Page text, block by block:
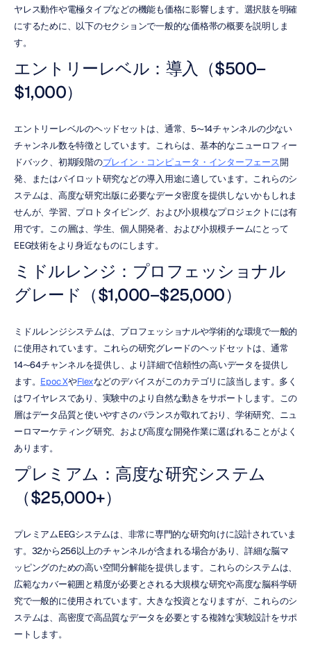
ヤレス動作や電極タイプなどの機能も価格に影響します。選択肢を明確
にするために、以下のセクションで一般的な価格帯の概要を説明しま
す。
エントリーレベル：導入（$500–
$1,000）
エントリーレベルのヘッドセットは、通常、5〜14チャンネルの少ない
チャンネル数を特徴としています。これらは、基本的なニューロフィー
ドバック、初期段階のブレイン・コンピュータ・インターフェース開
発、またはパイロット研究などの導入用途に適しています。これらのシ
ステムは、高度な研究出版に必要なデータ密度を提供しないかもしれま
せんが、学習、プロトタイピング、および小規模なプロジェクトには有
用です。この層は、学生、個人開発者、および小規模チームにとって
EEG技術をより身近なものにします。
ミドルレンジ：プロフェッショナル
グレード（$1,000–$25,000）
ミドルレンジシステムは、プロフェッショナルや学術的な環境で一般的
に使用されています。これらの研究グレードのヘッドセットは、通常
14〜64チャンネルを提供し、より詳細で信頼性の高いデータを提供し
ます。 Epoc XやFlexなどのデバイスがこのカテゴリに該当します。多く
はワイヤレスであり、実験中のより自然な動きをサポートします。この
層はデータ品質と使いやすさのバランスが取れており、学術研究、ニュ
ーロマーケティング研究、および高度な開発作業に選ばれることがよく
あります。
プレミアム：高度な研究システム
（$25,000+）
プレミアムEEGシステムは、非常に専門的な研究向けに設計されていま
す。32から256以上のチャンネルが含まれる場合があり、詳細な脳マ
ッピングのための高い空間分解能を提供します。これらのシステムは、
広範なカバー範囲と精度が必要とされる大規模な研究や高度な脳科学研
究で一般的に使用されています。大きな投資となりますが、これらのシ
ステムは、高密度で高品質なデータを必要とする複雑な実験設計をサポ
ートします。